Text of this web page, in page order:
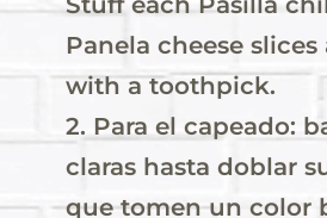
Panela cheese
with a toothpick.
2. Para el capeado:
claras hasta doblar
que tomen un color